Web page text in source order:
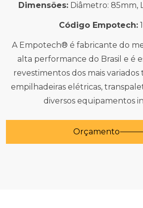
Dimensões:Diâmetro: 85mm,
Código Empotech:
A Empotech® é fabricante do
alta performance do Brasil e é
revestimentos dos mais variados
empilhadeiras elétricas,
diversos equipamentos
Orçamento